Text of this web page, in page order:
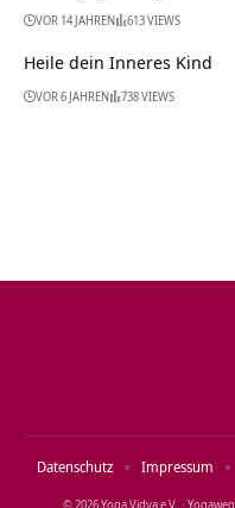
VOR 14 JAHREN 613 VIEWS
Heile dein Inneres Kind
VOR 6 JAHREN 738 VIEWS
© 2026 Yoga Vidya e.V. ·
Datenschutz Impressum